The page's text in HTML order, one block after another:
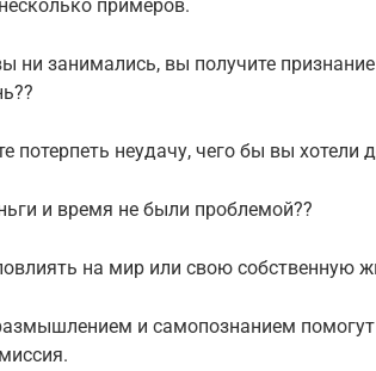
примеров.
ни занимались, вы получите
неудачу, чего бы вы хотели
и время не были проблемой??
на мир или свою собственную
и самопознанием